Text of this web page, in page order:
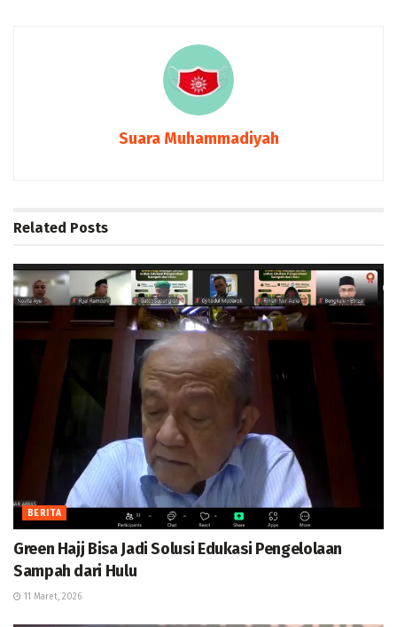
Suara Muhammadiyah
Related Posts
BERITA
Green Hajj Bisa Jadi Solusi Edukasi Pengelolaan
Sampah dari Hulu
11 Maret, 2026